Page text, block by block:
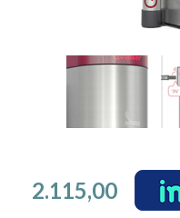
2.115,00